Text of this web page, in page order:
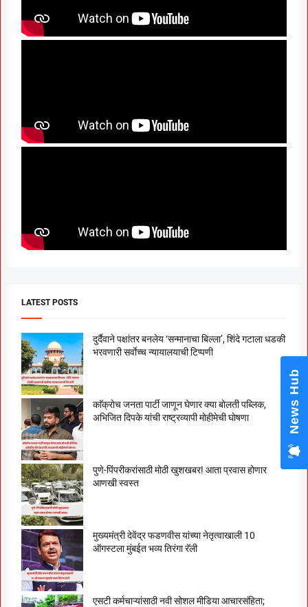
LATEST POSTS
दुर्दैवाने पक्षांतर बनलेय ‘सन्मानाचा बिल्ला’, शिंदे गटाला धडकी
भरवणारी सर्वाेच्च न्यायालयाची टिप्पणी
काॅक्राेच जनता पार्टी जाणून घेणार क्या बाेलती पब्लिक,
अभिजित दिपके यांची राष्ट्रव्यापी माेहीमेची घाेषणा
पुणे-पिंपरीकरांसाठी मोठी खुशखबर! आता प्रवास होणार
आणखी स्वस्त
मुख्यमंत्री देवेंद्र फडणवीस यांच्या नेतृत्वाखाली 10
ऑगस्टला मुंबईत भव्य तिरंगा रॅली
एसटी कर्मचाऱ्यांसाठी नवी सोशल मीडिया आचारसंहिता;
News Hub